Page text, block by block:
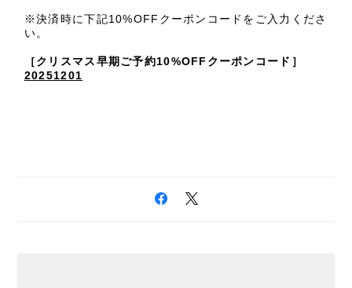
※決済時に下記10%OFFクーポンコードをご入力くださ
い。
［クリスマス早期ご予約10%OFFクーポンコード］
20251201